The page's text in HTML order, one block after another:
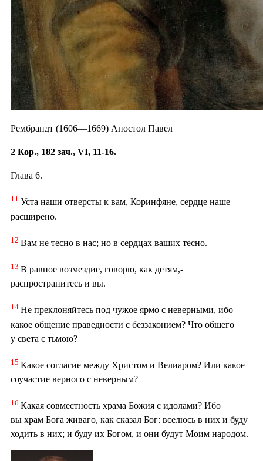
Рембрандт (1606—1669) Апостол Павел
2 Кор., 182 зач., VI, 11-16.
Глава 6.
11 Уста наши отверсты к вам, Коринфяне, сердце наше
расширено.
12 Вам не тесно в нас; но в сердцах ваших тесно.
13 В равное возмездие, говорю, как детям,-
распространитесь и вы.
14 Не преклоняйтесь под чужое ярмо с неверными, ибо
какое общение праведности с беззаконием? Что общего
у света с тьмою?
15 Какое согласие между Христом и Велиаром? Или какое
соучастие верного с неверным?
16 Какая совместность храма Божия с идолами? Ибо
вы храм Бога живаго, как сказал Бог: вселюсь в них и буду
ходить в них; и буду их Богом, и они будут Моим народом.